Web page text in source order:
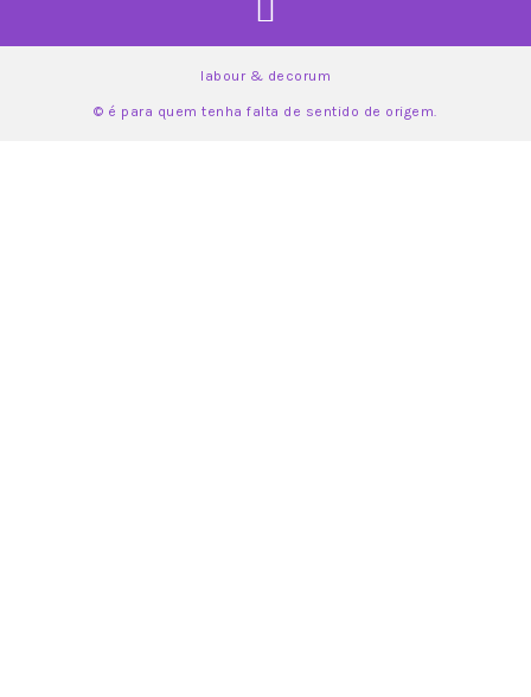
labour & decorum
© é para quem tenha falta de sentido de origem.